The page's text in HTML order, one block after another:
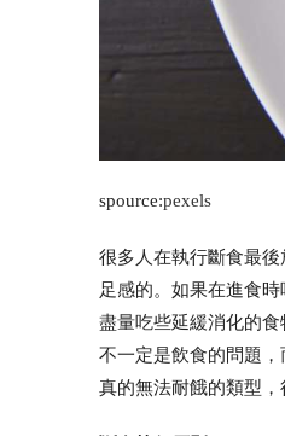
spource:pexels
很多人在執行斷食最
足感的。如果在進食
盡量吃些延緩消化的
不一定是飲食的問題
真的無法耐餓的類型